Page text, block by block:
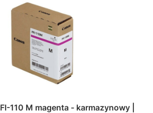
110 M magenta - karmazynowy |